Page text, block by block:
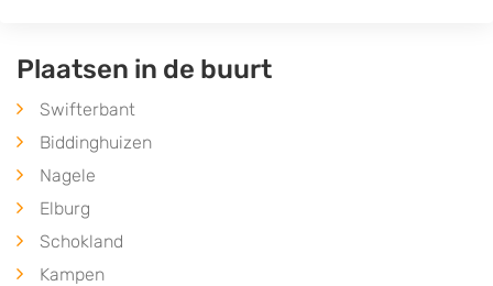
Plaatsen in de buurt
Swifterbant
Biddinghuizen
Nagele
Elburg
Schokland
Kampen